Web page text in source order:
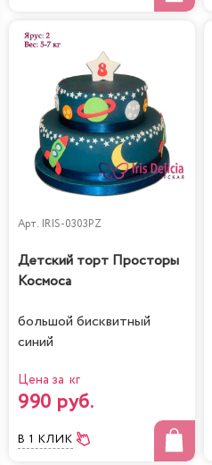
Арт. IRIS-0303PZ
Детский торт Просторы
Космоса
большой бисквитный
синий
Цена за кг
990 руб.
В 1 КЛИК